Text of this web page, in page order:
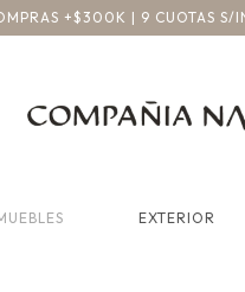
+$300K | 9 CUOTAS
EXTERIOR